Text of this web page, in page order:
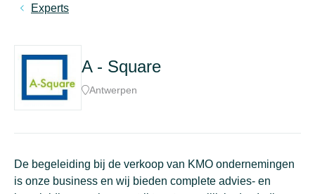
Experts
A - Square
Antwerpen
De begeleiding bij de verkoop van KMO ondernemingen
is onze business en wij bieden complete advies- en